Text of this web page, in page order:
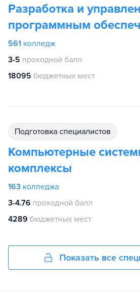
Разработка и
программным
561 колледж
3-5 проходной балл
18095 бюджетных мест
подготовка специалистов
Компьютерные
комплексы
163 колледжа
3-4.76 проходной балл
4289 бюджетных мест
Показать все